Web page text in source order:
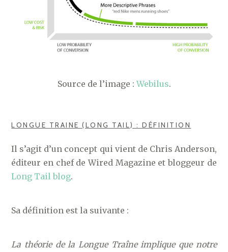
Source de l’image :Webilus.
LONGUE TRAINE (LONG TAIL) : DÉFINITION
Il s’agit d’un concept qui vient de Chris Anderson,
éditeur en chef de Wired Magazine et bloggeur de
Long Tail blog.
Sa définition est la suivante :
La théorie de la Longue Traîne implique que notre